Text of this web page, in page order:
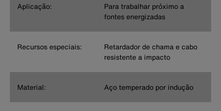
Aplicação:
Para trabalhar próximo a
fontes energizadas
Recursos especiais:
Retardador de chama e cabo
resistente a impacto
Material: Aço temperado por indução